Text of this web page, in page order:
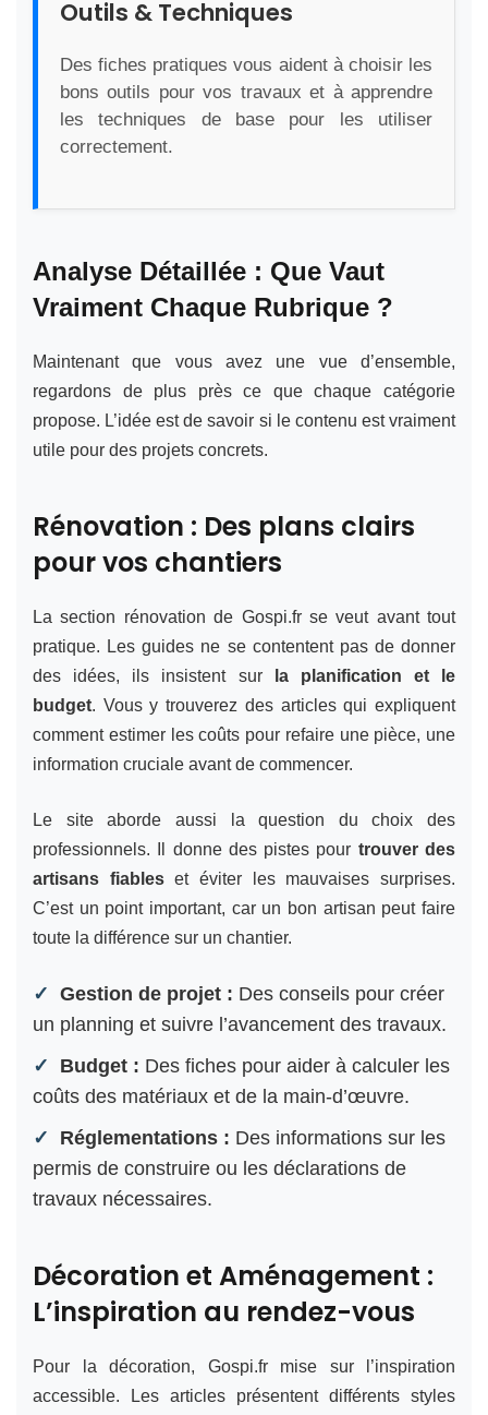
Outils & Techniques
Des fiches pratiques vous aident à choisir les
bons outils pour vos travaux et à apprendre
les techniques de base pour les utiliser
correctement.
Analyse Détaillée : Que Vaut
Vraiment Chaque Rubrique ?
Maintenant que vous avez une vue d’ensemble,
regardons de plus près ce que chaque catégorie
propose. L’idée est de savoir si le contenu est vraiment
utile pour des projets concrets.
Rénovation : Des plans clairs
pour vos chantiers
La section rénovation de Gospi.fr se veut avant tout
pratique. Les guides ne se contentent pas de donner
des idées, ils insistent sur
la planification et le
budget. Vous y trouverez des articles qui expliquent
comment estimer les coûts pour refaire une pièce, une
information cruciale avant de commencer.
Le site aborde aussi la question du choix des
professionnels. Il donne des pistes pour trouver des
artisans fiableset éviter les mauvaises surprises.
C’est un point important, car un bon artisan peut faire
toute la différence sur un chantier.
Gestion de projet : Des conseils pour créer
un planning et suivre l’avancement des travaux.
Budget : Des fiches pour aider à calculer les
coûts des matériaux et de la main-d’œuvre.
Réglementations : Des informations sur les
permis de construire ou les déclarations de
travaux nécessaires.
Décoration et Aménagement :
L’inspiration au rendez-vous
Pour la décoration, Gospi.fr mise sur l’inspiration
accessible. Les articles présentent différents styles